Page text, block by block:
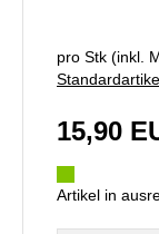
pro Stk (inkl.
15,90
Artikel in